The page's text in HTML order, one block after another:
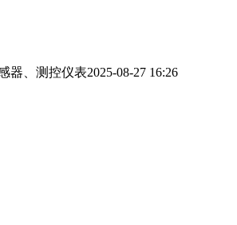
器、测控仪表2025-08-27 16:26